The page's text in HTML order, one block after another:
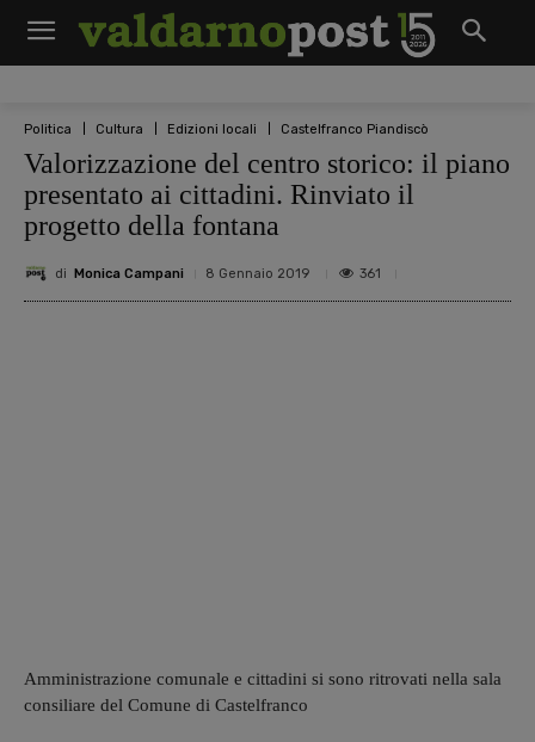
Politica Cultura Edizioni locali Castelfranco Piandiscò
Valorizzazione del centro storico: il piano
presentato ai cittadini. Rinviato il
progetto della fontana
di Monica Campani 8 Gennaio 2019 361
Amministrazione comunale e cittadini si sono ritrovati nella sala
consiliare del Comune di Castelfranco